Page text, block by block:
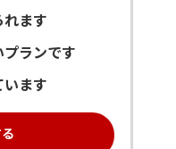
ます
ランです
ます